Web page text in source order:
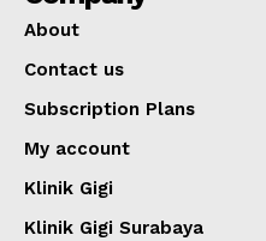
About
Contact us
Subscription Plans
My account
Klinik Gigi
Klinik Gigi Surabaya